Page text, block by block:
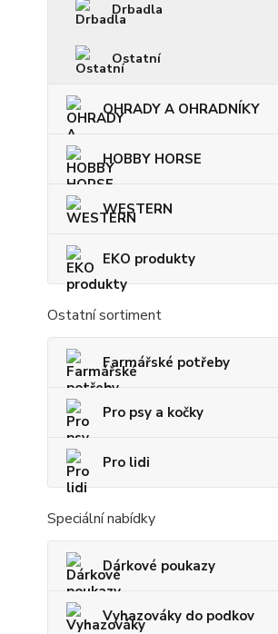
Drbadla
Ostatní
OHRADY A OHRADNÍKY
HOBBY HORSE
WESTERN
EKO produkty
Ostatní sortiment
Farmářské potřeby
Pro psy a kočky
Pro lidi
Speciální nabídky
Dárkové poukazy
Vyhazováky do podkov